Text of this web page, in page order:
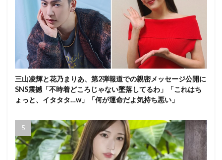
三山凌輝と花乃まりあ、第2弾報道での親密メッセージ公開に
SNS震撼「不時着どころじゃない墜落してるわ」「これはち
ょっと、イタタタ…w」「何が運命だよ気持ち悪い」